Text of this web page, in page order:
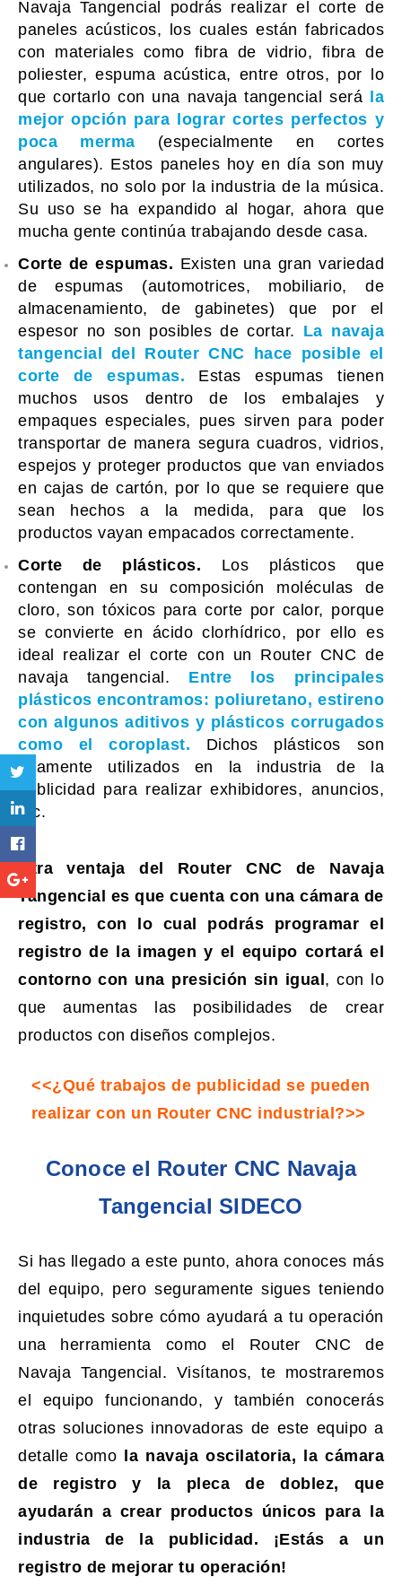
Navaja Tangencial podrás realizar el corte de
paneles acústicos, los cuales están fabricados
con materiales como fibra de vidrio, fibra de
poliester, espuma acústica, entre otros, por lo
que cortarlo con una navaja tangencial será
la
mejor opción para lograr cortes perfectos y
poca merma (especialmente en cortes
angulares). Estos paneles hoy en día son muy
utilizados, no solo por la industria de la música.
Su uso se ha expandido al hogar, ahora que
mucha gente continúa trabajando desde casa.
Corte de espumas. Existen una gran variedad
de espumas (automotrices, mobiliario, de
almacenamiento, de gabinetes) que por el
espesor no son posibles de cortar. La navaja
tangencial del Router CNC hace posible el
corte de espumas. Estas espumas tienen
muchos usos dentro de los embalajes y
empaques especiales, pues sirven para poder
transportar de manera segura cuadros, vidrios,
espejos y proteger productos que van enviados
en cajas de cartón, por lo que se requiere que
sean hechos a la medida, para que los
productos vayan empacados correctamente.
Corte de plásticos. Los plásticos que
contengan en su composición moléculas de
cloro, son tóxicos para corte por calor, porque
se convierte en ácido clorhídrico, por ello es
ideal realizar el corte con un Router CNC de
navaja tangencial. Entre los principales
plásticos encontramos: poliuretano, estireno
con algunos aditivos y plásticos corrugados
como el coroplast. Dichos plásticos son
altamente utilizados en la industria de la
publicidad para realizar exhibidores, anuncios,
etc.
Otra ventaja del Router CNC de Navaja
Tangencial es que cuenta con una cámara de
registro, con lo cual podrás programar el
registro de la imagen y el equipo cortará el
contorno con una presición sin igual , con lo
que aumentas las posibilidades de crear
productos con diseños complejos.
<<¿Qué trabajos de publicidad se pueden
realizar con un Router CNC industrial?>>
Conoce el Router CNC Navaja
Tangencial SIDECO
Si has llegado a este punto, ahora conoces más
del equipo, pero seguramente sigues teniendo
inquietudes sobre cómo ayudará a tu operación
una herramienta como el Router CNC de
Navaja Tangencial. Visítanos, te mostraremos
el equipo funcionando, y también conocerás
otras soluciones innovadoras de este equipo a
detalle como
la navaja oscilatoria, la cámara
de registro y la pleca de doblez, que
ayudarán a crear productos únicos para la
industria de la publicidad. ¡Estás a un
registro de mejorar tu operación!